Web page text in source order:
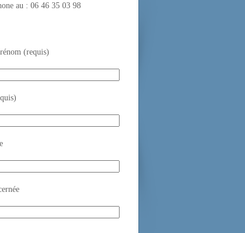
au : 06 46 35 03 98
(requis)